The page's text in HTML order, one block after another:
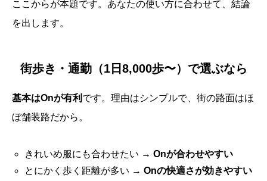
ここからが本題です。あなたの使い方に合わせて、結論
を出します。
街歩き・通勤（1日8,000歩〜）で選ぶなら
基本はOnが有利 です。理由はシンプルで、街の路面はほ
ぼ舗装路だから。
きれいめ服にも合わせたい → Onが合わせやすい
とにかく歩く距離が多い → Onの快適さが効きやすい